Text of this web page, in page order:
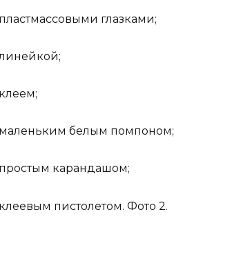
глазками;
белым помпоном;
карандашом;
пистолетом. Фото 2.